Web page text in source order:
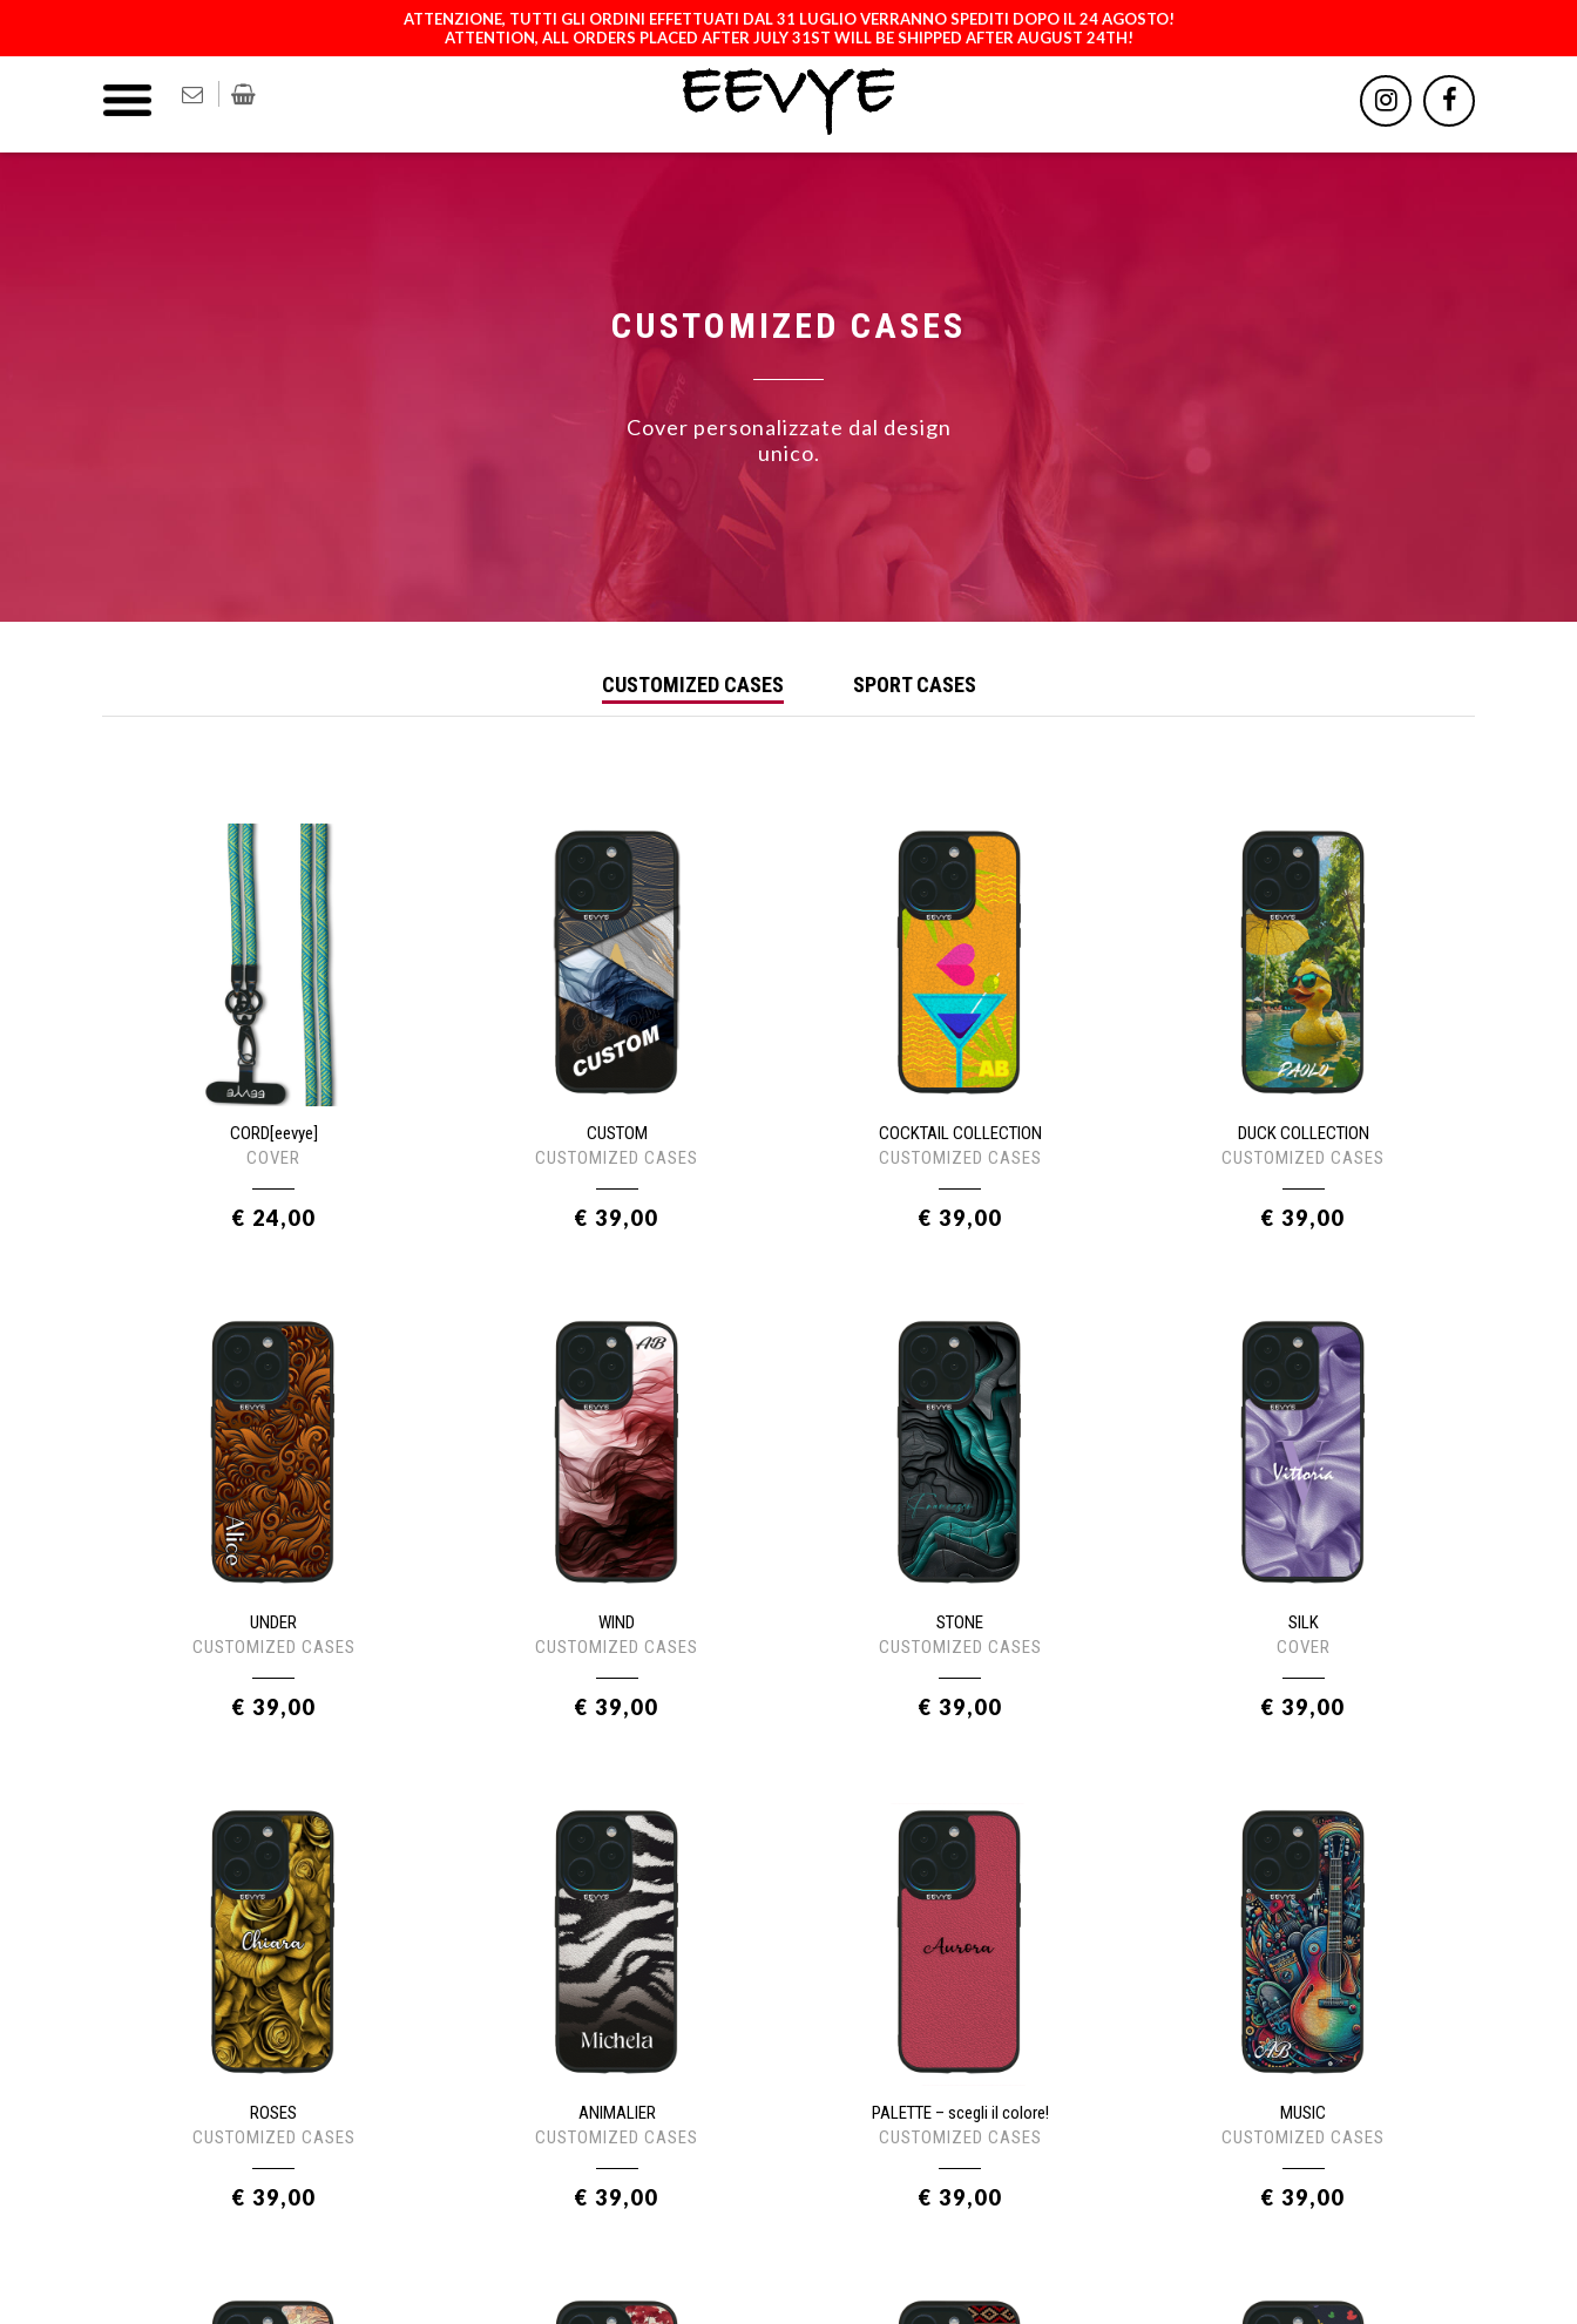
ATTENZIONE, TUTTI GLI ORDINI EFFETTUATI DAL 31 LUGLIO VERRANNO SPEDITI DOPO IL 24 AGOSTO!
ATTENTION, ALL ORDERS PLACED AFTER JULY 31ST WILL BE SHIPPED AFTER AUGUST 24TH!
LICENCES ACCESSORI
CUSTOMIZED CASES
Cover personalizzate dal design
unico.
CUSTOMIZED CASES SPORT CASES
CORD[eevye]
COVER
€ 24,00
CUSTOM
CUSTOMIZED CASES
€ 39,00
COCKTAIL COLLECTION
CUSTOMIZED CASES
€ 39,00
DUCK COLLECTION
CUSTOMIZED CASES
€ 39,00
UNDER
CUSTOMIZED CASES
€ 39,00
WIND
CUSTOMIZED CASES
€ 39,00
STONE
CUSTOMIZED CASES
€ 39,00
SILK
COVER
€ 39,00
ROSES
CUSTOMIZED CASES
€ 39,00
ANIMALIER
CUSTOMIZED CASES
€ 39,00
PALETTE – scegli il colore!
CUSTOMIZED CASES
€ 39,00
MUSIC
CUSTOMIZED CASES
€ 39,00